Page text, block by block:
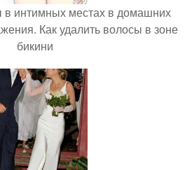
в интимных местах в домашних
Как удалить волосы в зоне
бикини